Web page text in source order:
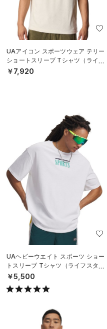
UAアイコン スポーツウェア テリー
ショートスリーブ Tシャツ（ライフ
スタイル/MEN）
￥7,920
UAヘビーウエイト スポーツ ショー
トスリーブ Tシャツ（ライフスタイ
ル/MEN）
￥5,500